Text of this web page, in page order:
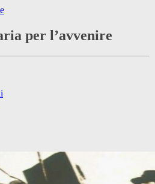
per l’avvenire